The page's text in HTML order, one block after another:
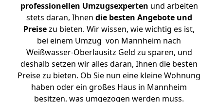
professionellen Umzugsexperten und arbeiten
stets daran, Ihnen die besten Angebote und
Preisezu bieten. Wir wissen, wie wichtig es ist,
bei einem Umzug von Mannheim nach
Weißwasser-Oberlausitz Geld zu sparen, und
deshalb setzen wir alles daran, Ihnen die besten
Preise zu bieten. Ob Sie nun eine kleine Wohnung
haben oder ein großes Haus in Mannheim
besitzen, was umgezogen werden muss.